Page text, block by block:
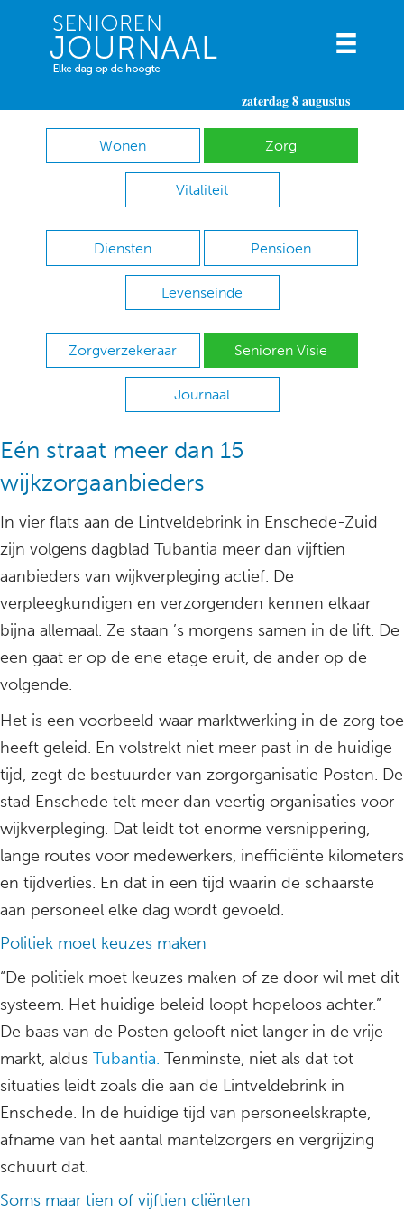
zaterdag 8 augustus
Wonen Zorg
Vitaliteit
Diensten Pensioen
Levenseinde
Zorgverzekeraar Senioren Visie
Journaal
Eén straat meer dan 15
wijkzorgaanbieders
In vier flats aan de Lintveldebrink in Enschede-Zuid
zijn volgens dagblad Tubantia meer dan vijftien
aanbieders van wijkverpleging actief. De
verpleegkundigen en verzorgenden kennen elkaar
bijna allemaal. Ze staan ’s morgens samen in de lift. De
een gaat er op de ene etage eruit, de ander op de
volgende.
Het is een voorbeeld waar marktwerking in de zorg toe
heeft geleid. En volstrekt niet meer past in de huidige
tijd, zegt de bestuurder van zorgorganisatie Posten. De
stad Enschede telt meer dan veertig organisaties voor
wijkverpleging. Dat leidt tot enorme versnippering,
lange routes voor medewerkers, inefficiënte kilometers
en tijdverlies. En dat in een tijd waarin de schaarste
aan personeel elke dag wordt gevoeld.
Politiek moet keuzes maken
“De politiek moet keuzes maken of ze door wil met dit
systeem. Het huidige beleid loopt hopeloos achter.”
De baas van de Posten gelooft niet langer in de vrije
markt, aldus Tubantia. Tenminste, niet als dat tot
situaties leidt zoals die aan de Lintveldebrink in
Enschede. In de huidige tijd van personeelskrapte,
afname van het aantal mantelzorgers en vergrijzing
schuurt dat.
Soms maar tien of vijftien cliënten